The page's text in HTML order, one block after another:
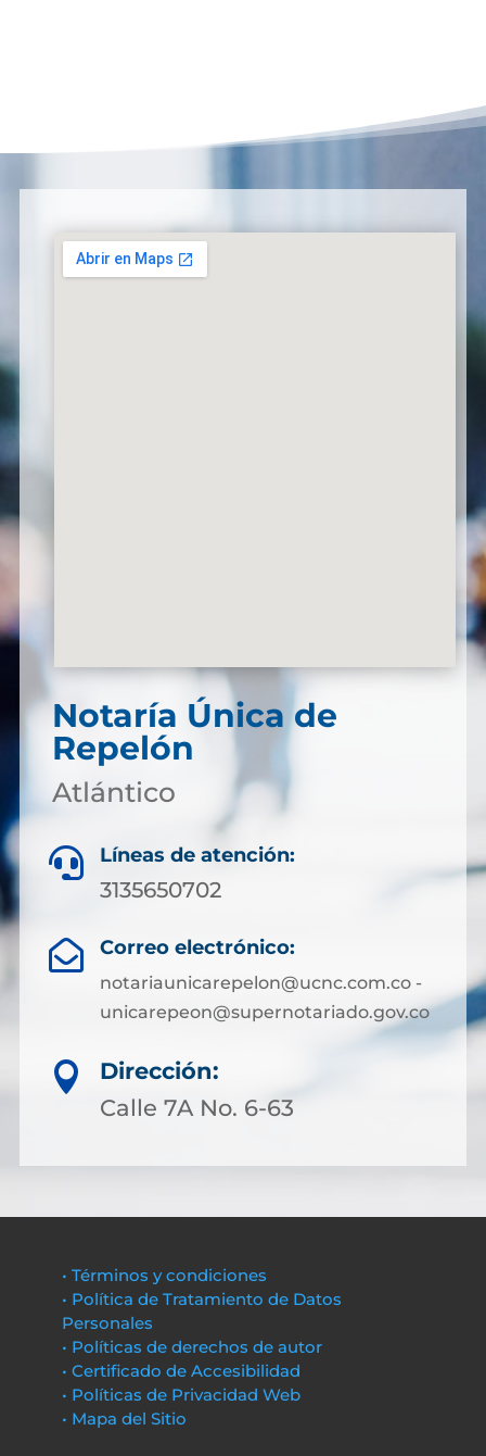
Notaría Única de
Repelón
Atlántico
 Líneas de atención:
3135650702
 Correo electrónico:
notariaunicarepelon@ucnc.com.co -
unicarepeon@supernotariado.gov.co

Dirección:
Calle 7A No. 6-63
• Términos y condiciones
• Política de Tratamiento de Datos
Personales
• Políticas de derechos de autor
• Certificado de Accesibilidad
• Políticas de Privacidad Web
• Mapa del Sitio